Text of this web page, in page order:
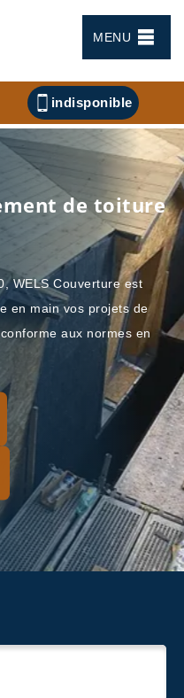
MENU
indisponible
de toiture
WELS Couverture est
en main vos projets de
aux normes en